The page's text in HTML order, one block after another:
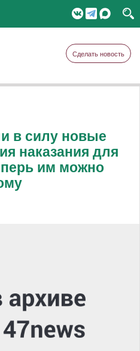
Сделать новость
в силу новые
наказания для
им можно